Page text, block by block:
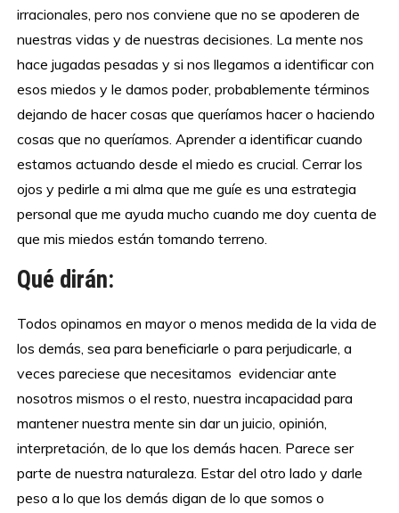
irracionales, pero nos conviene que no se apoderen de
nuestras vidas y de nuestras decisiones. La mente nos
hace jugadas pesadas y si nos llegamos a identificar con
esos miedos y le damos poder, probablemente términos
dejando de hacer cosas que queríamos hacer o haciendo
cosas que no queríamos. Aprender a identificar cuando
estamos actuando desde el miedo es crucial. Cerrar los
ojos y pedirle a mi alma que me guíe es una estrategia
personal que me ayuda mucho cuando me doy cuenta de
que mis miedos están tomando terreno.
Qué dirán:
Todos opinamos en mayor o menos medida de la vida de
los demás, sea para beneficiarle o para perjudicarle, a
veces pareciese que necesitamos evidenciar ante
nosotros mismos o el resto, nuestra incapacidad para
mantener nuestra mente sin dar un juicio, opinión,
interpretación, de lo que los demás hacen. Parece ser
parte de nuestra naturaleza. Estar del otro lado y darle
peso a lo que los demás digan de lo que somos o